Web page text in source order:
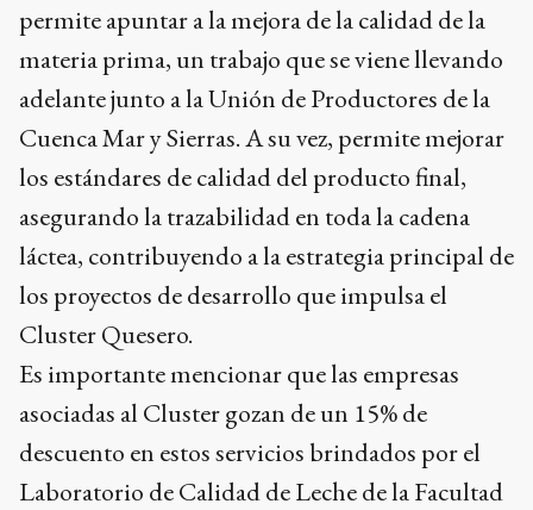
permite apuntar a la mejora de la calidad de la
materia prima, un trabajo que se viene llevando
adelante junto a la Unión de Productores de la
Cuenca Mar y Sierras. A su vez, permite mejorar
los estándares de calidad del producto final,
asegurando la trazabilidad en toda la cadena
láctea, contribuyendo a la estrategia principal de
los proyectos de desarrollo que impulsa el
Cluster Quesero.
Es importante mencionar que las empresas
asociadas al Cluster gozan de un 15% de
descuento en estos servicios brindados por el
Laboratorio de Calidad de Leche de la Facultad